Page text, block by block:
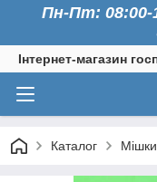
Пн-Пт: 08:00-
Інтернет-магазин
Каталог Мішки